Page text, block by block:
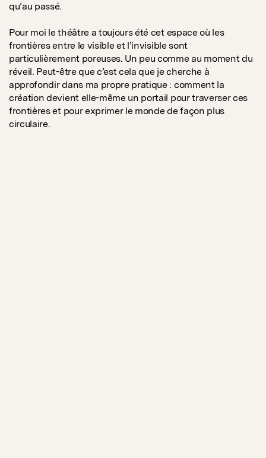
qu’au passé.
Pour moi le théâtre a toujours été cet espace où les
frontières entre le visible et l’invisible sont
particulièrement poreuses. Un peu comme au moment du
réveil. Peut-être que c’est cela que je cherche à
approfondir dans ma propre pratique : comment la
création devient elle-même un portail pour traverser ces
frontières et pour exprimer le monde de façon plus
circulaire.